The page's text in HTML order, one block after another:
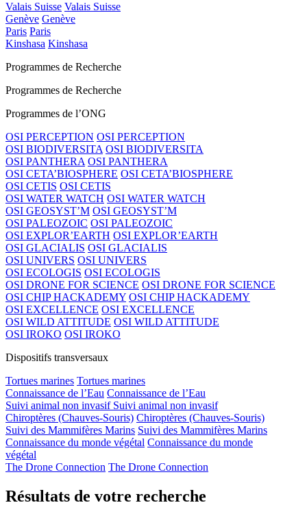
Valais Suisse Valais Suisse
Genève Genève
Paris Paris
Kinshasa Kinshasa
Programmes de Recherche
Programmes de Recherche
Programmes de l’ONG
OSI PERCEPTION OSI PERCEPTION
OSI BIODIVERSITA OSI BIODIVERSITA
OSI PANTHERA OSI PANTHERA
OSI CETA’BIOSPHERE OSI CETA’BIOSPHERE
OSI CETIS OSI CETIS
OSI WATER WATCH OSI WATER WATCH
OSI GEOSYST’M OSI GEOSYST’M
OSI PALEOZOIC OSI PALEOZOIC
OSI EXPLOR’EARTH OSI EXPLOR’EARTH
OSI GLACIALIS OSI GLACIALIS
OSI UNIVERS OSI UNIVERS
OSI ECOLOGIS OSI ECOLOGIS
OSI DRONE FOR SCIENCE OSI DRONE FOR SCIENCE
OSI CHIP HACKADEMY OSI CHIP HACKADEMY
OSI EXCELLENCE OSI EXCELLENCE
OSI WILD ATTITUDE OSI WILD ATTITUDE
OSI IROKO OSI IROKO
Dispositifs transversaux
Tortues marines Tortues marines
Connaissance de l’Eau Connaissance de l’Eau
Suivi animal non invasif Suivi animal non invasif
Chiroptères (Chauves-Souris) Chiroptères (Chauves-Souris)
Suivi des Mammifères Marins Suivi des Mammifères Marins
Connaissance du monde végétal Connaissance du monde
végétal
The Drone Connection The Drone Connection
Résultats de votre recherche